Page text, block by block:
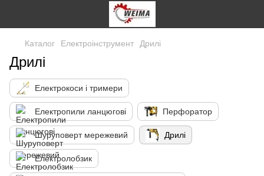
Каталог Електроінструмент Дрилі
Дрилі
Електрокоси і тримери
Електропили ланцюгові Перфоратор
Шуруповерт мережевий Дрилі
Електролобзик